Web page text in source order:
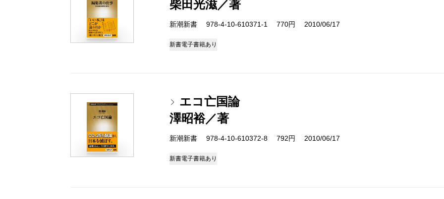
柴田光滋／著
新潮新書 978-4-10-610371-1 770円 2010/06/17
新書電子書籍あり
エコ亡国論
澤昭裕／著
新潮新書 978-4-10-610372-8 792円 2010/06/17
新書電子書籍あり